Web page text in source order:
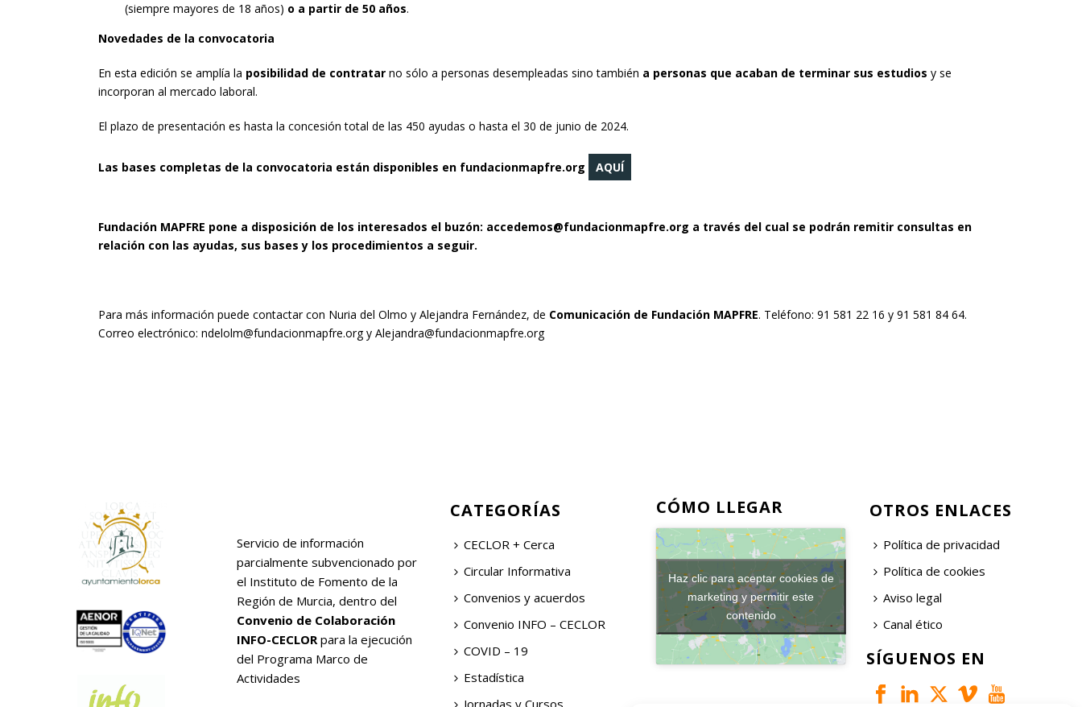
(siempre mayores de 18 años) o a partir de 50 años.
Novedades de la convocatoria
En esta edición se amplía la posibilidad de contratar no sólo a personas desempleadas sino también a personas que acaban de terminar sus estudios y se
incorporan al mercado laboral.
El plazo de presentación es hasta la concesión total de las 450 ayudas o hasta el 30 de junio de 2024.
Las bases completas de la convocatoria están disponibles en fundacionmapfre.org AQUÍ
Fundación MAPFRE pone a disposición de los interesados el buzón: accedemos@fundacionmapfre.org a través del cual se podrán remitir consultas en
relación con las ayudas, sus bases y los procedimientos a seguir.
Para más información puede contactar con Nuria del Olmo y Alejandra Fernández, de Comunicación de Fundación MAPFRE. Teléfono: 91 581 22 16 y 91 581 84 64.
Correo electrónico: ndelolm@fundacionmapfre.orgy Alejandra@fundacionmapfre.org
Servicio de información
parcialmente subvencionado por
el Instituto de Fomento de la
Región de Murcia, dentro del
Convenio de Colaboración
INFO-CECLOR para la ejecución
del Programa Marco de
Actividades
CATEGORÍAS
CECLOR + Cerca
Circular Informativa
Convenios y acuerdos
Convenio INFO – CECLOR
COVID – 19
Estadística
Jornadas y Cursos
CÓMO LLEGAR
Haz clic para aceptar cookies de
marketing y permitir este
contenido
OTROS ENLACES
Política de privacidad
Política de cookies
Aviso legal
Canal ético
SÍGUENOS EN